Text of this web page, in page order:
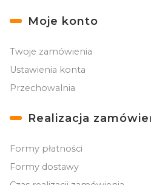
Moje konto
Twoje zamówienia
Ustawienia konta
Przechowalnia
Realizacja
Formy płatności
Formy dostawy